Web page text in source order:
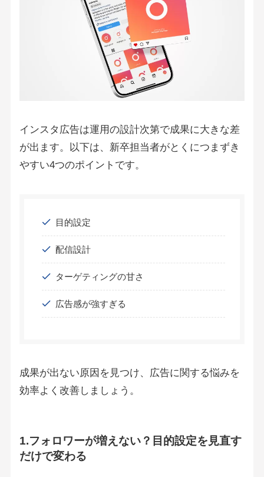
インスタ広告は運用の設計次第で成果に大きな差
が出ます。以下は、新卒担当者がとくにつまずき
やすい4つのポイントです。
目的設定
配信設計
ターゲティングの甘さ
広告感が強すぎる
成果が出ない原因を見つけ、広告に関する悩みを
効率よく改善しましょう。
1.フォロワーが増えない？目的設定を見直す
だけで変わる